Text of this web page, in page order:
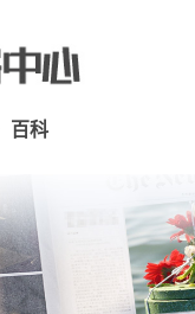
百科